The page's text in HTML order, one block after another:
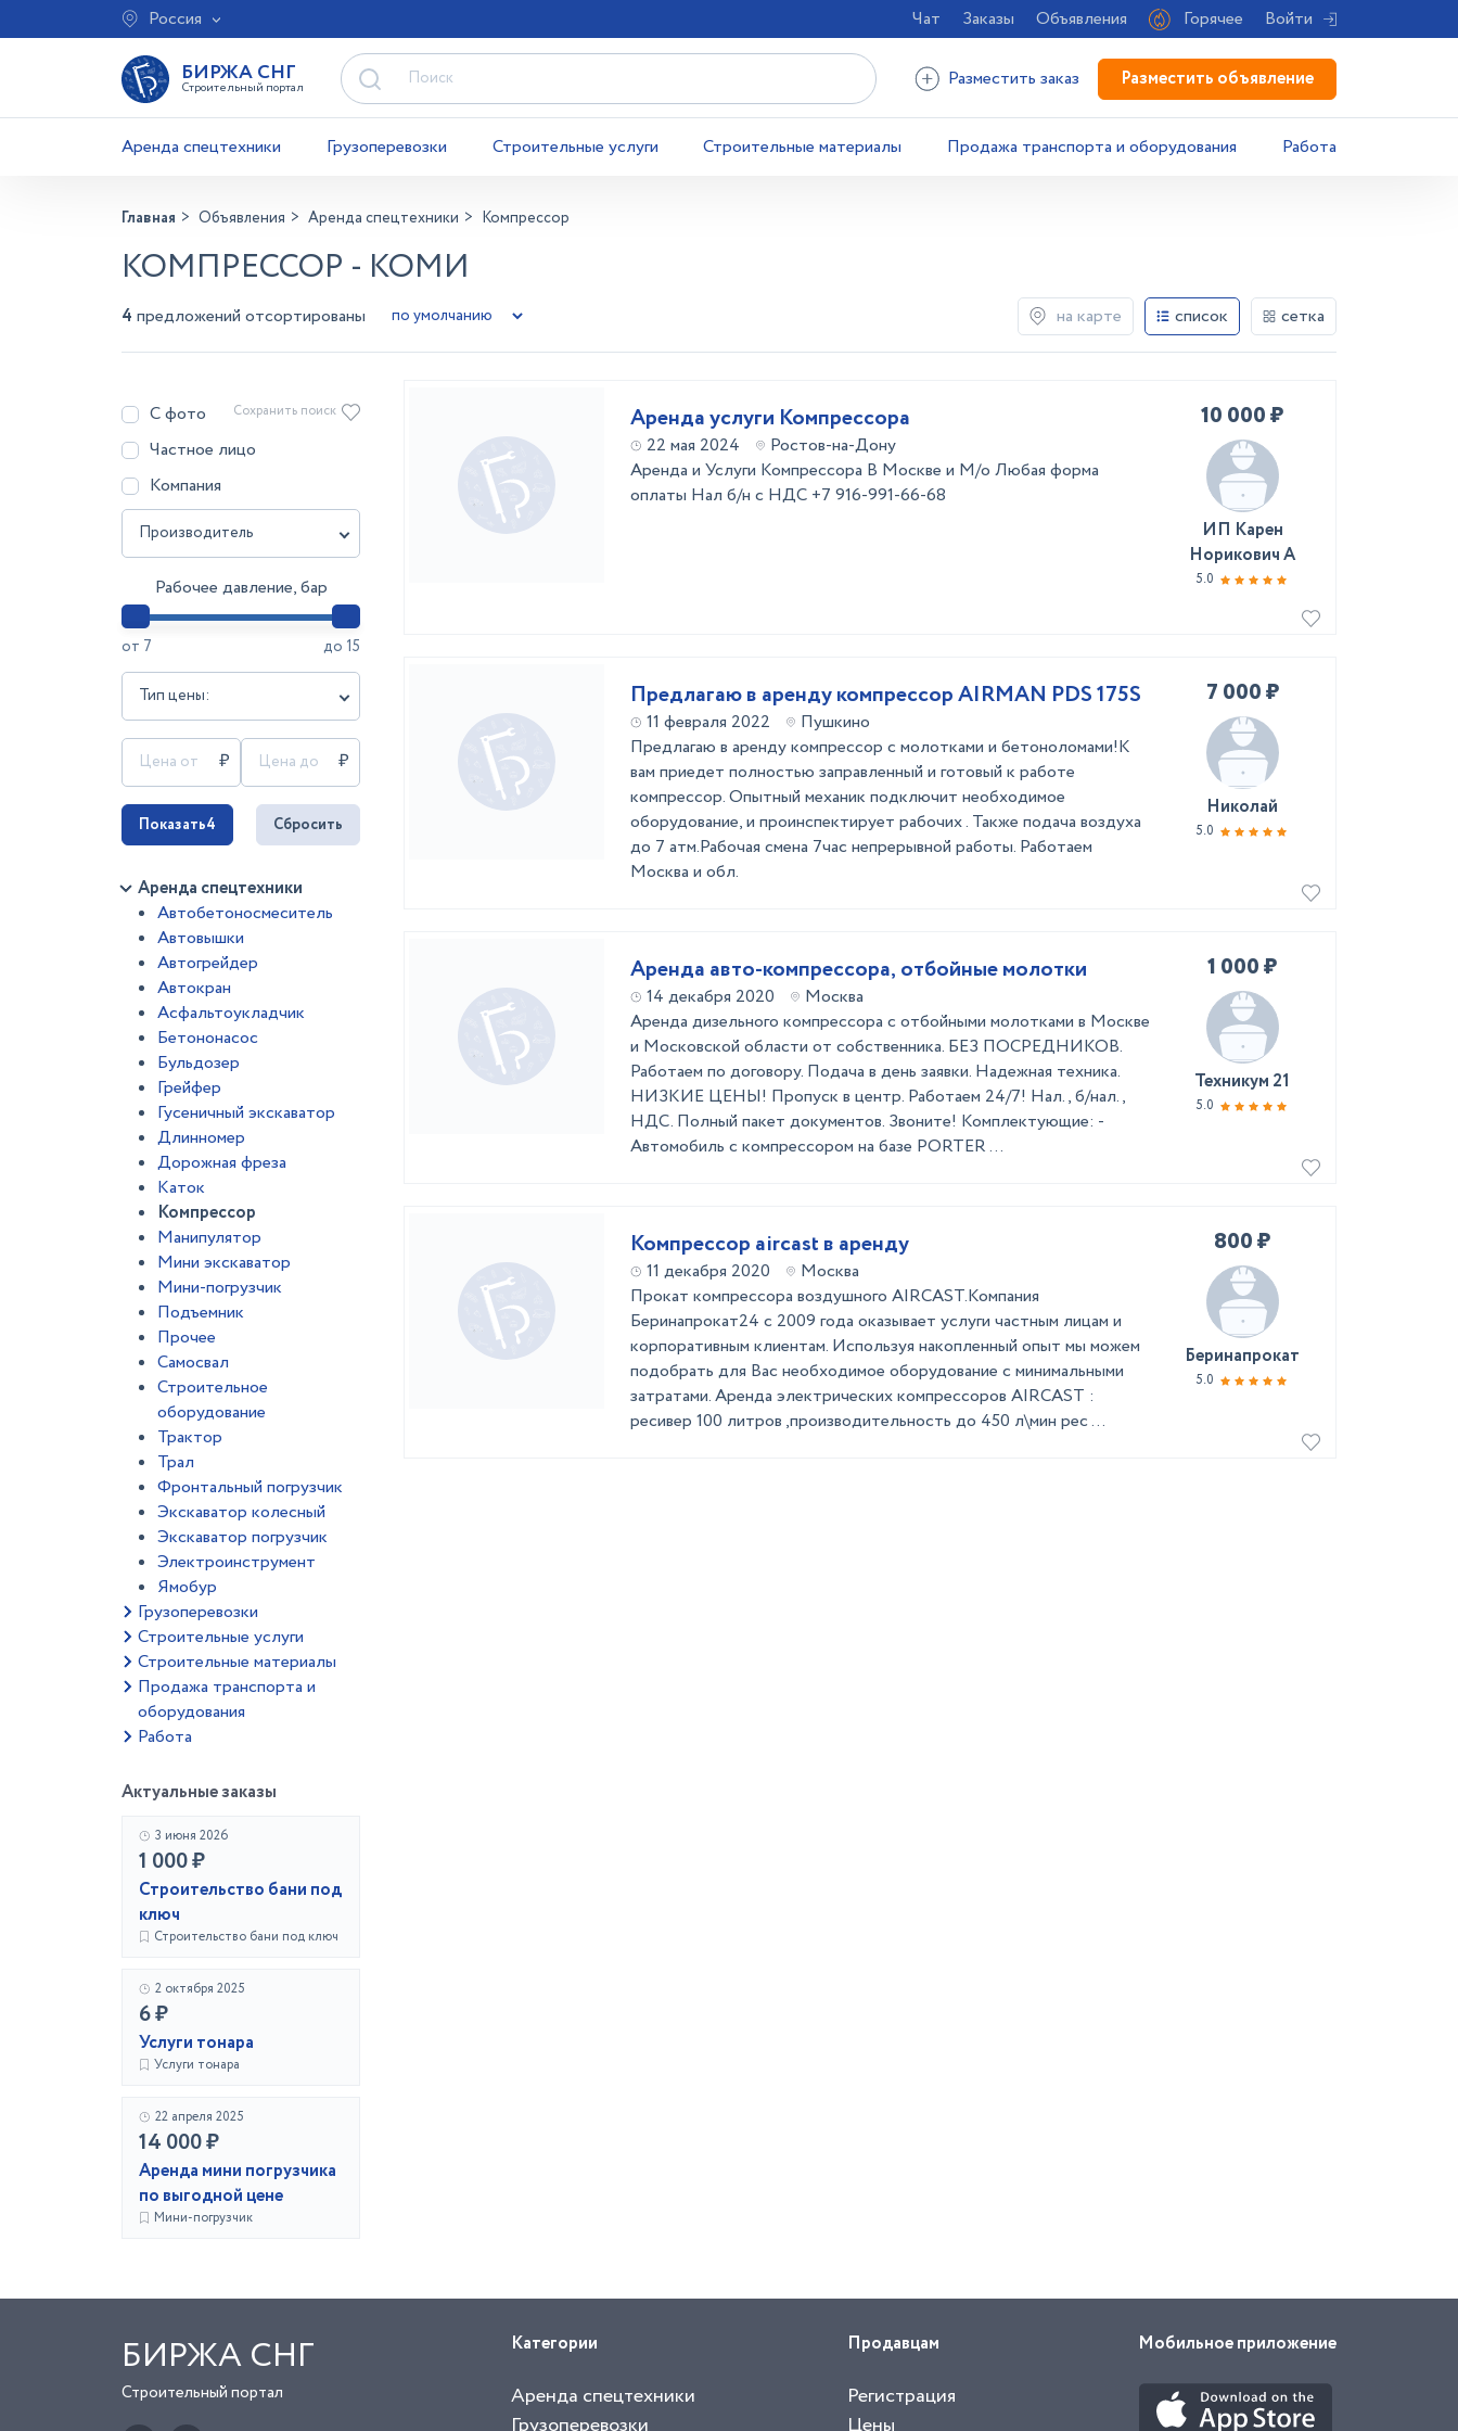
Россия Чат Заказы Объявления Горячее Войти
БИРЖА СНГ
Строительный портал Разместить заказ Разместить объявление
Аренда спецтехники Грузоперевозки Строительные услуги Строительные материалы Продажа транспорта и оборудования Работа
Главная Объявления Аренда спецтехники Компрессор
КОМПРЕССОР - КОМИ
4 предложений отсортированы на карте список сетка
С фото
Частное лицо
Компания
Производитель
Рабочее давление, бар
от 7 до 15
Тип цены:
Сохранить поиск
Показать4 Сбросить
Аренда спецтехники
Автобетоносмеситель
Автовышки
Автогрейдер
Автокран
Асфальтоукладчик
Бетононасос
Бульдозер
Грейфер
Гусеничный экскаватор
Длинномер
Дорожная фреза
Каток
Компрессор
Манипулятор
Мини экскаватор
Мини-погрузчик
Подъемник
Прочее
Самосвал
Строительное
оборудование
Трактор
Трал
Фронтальный погрузчик
Экскаватор колесный
Экскаватор погрузчик
Электроинструмент
Ямобур
Грузоперевозки
Строительные услуги
Строительные материалы
Продажа транспорта и
оборудования
Работа
Актуальные заказы
3 июня 2026
1 000 ₽
Строительство бани под
ключ
Строительство бани под ключ
2 октября 2025
6 ₽
Услуги тонара
Услуги тонара
22 апреля 2025
14 000 ₽
Аренда мини погрузчика
по выгодной цене
Мини-погрузчик
Аренда услуги Компрессора
22 мая 2024
Ростов-на-Дону
Аренда и Услуги Компрессора В Москве и М/о Любая форма
оплаты Нал б/н с НДС +7 916-991-66-68
10 000 ₽
ИП Карен
Норикович А
5.0
Предлагаю в аренду компрессор AIRMAN PDS 175S
11 февраля 2022
Пушкино
Предлагаю в аренду компрессор с молотками и бетоноломами!К
вам приедет полностью заправленный и готовый к работе
компрессор. Опытный механик подключит необходимое
оборудование, и проинспектирует рабочих . Также подача воздуха
до 7 атм.Рабочая смена 7час непрерывной работы. Работаем
Москва и обл.
7 000 ₽
Николай
5.0
Аренда авто-компрессора, отбойные молотки
14 декабря 2020
Москва
Аренда дизельного компрессора с отбойными молотками в Москве
и Московской области от собственника. БЕЗ ПОСРЕДНИКОВ.
Работаем по договору. Подача в день заявки. Надежная техника.
НИЗКИЕ ЦЕНЫ! Пропуск в центр. Работаем 24/7! Нал., б/нал.,
НДС. Полный пакет документов. Звоните! Комплектующие: -
Автомобиль с компрессором на базе PORTER ...
1 000 ₽
Техникум 21
5.0
Компрессор aircast в аренду
11 декабря 2020
Москва
Прокат компрессора воздушного AIRCAST.Компания
Беринапрокат24 с 2009 года оказывает услуги частным лицам и
корпоративным клиентам. Используя накопленный опыт мы можем
подобрать для Вас необходимое оборудование с минимальными
затратами. Аренда электрических компрессоров АIRCAST :
ресивер 100 литров ,производительность до 450 л\мин рес ...
800 ₽
Беринапрокат
5.0
БИРЖА СНГ
Строительный портал
Категории
Аренда спецтехники
Продавцам
Регистрация
Мобильное приложение